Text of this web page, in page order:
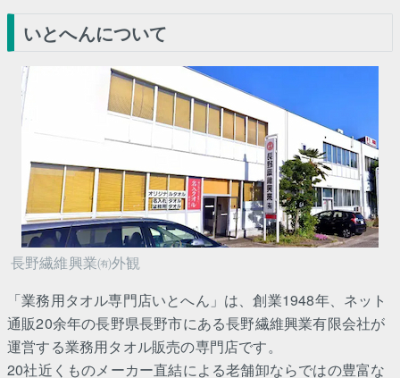
いとへんについて
長野繊維興業㈲外観
「業務用タオル専門店いとへん」は、創業1948年、ネット
通販20余年の長野県長野市にある長野繊維興業有限会社が
運営する業務用タオル販売の専門店です。
20社近くものメーカー直結による老舗卸ならではの豊富な